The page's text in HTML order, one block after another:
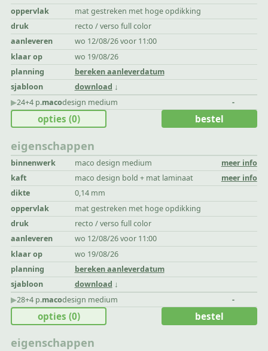
oppervlak
mat gestreken met hoge opdikking
druk
recto / verso full color
aanleveren
wo 12/08/26 voor 11:00
klaar op
wo 19/08/26
planning
bereken aanleverdatum
sjabloon
download
▶︎24+4 p.macodesign medium -
eigenschappen
binnenwerk maco design medium
meer info
kaft
maco design bold + mat laminaat
meer info
dikte
0,14 mm
oppervlak
mat gestreken met hoge opdikking
druk
recto / verso full color
aanleveren
wo 12/08/26 voor 11:00
klaar op
wo 19/08/26
planning
bereken aanleverdatum
sjabloon
download
opties (0) bestel
▶︎28+4 p.macodesign medium -
eigenschappen
opties (0) bestel